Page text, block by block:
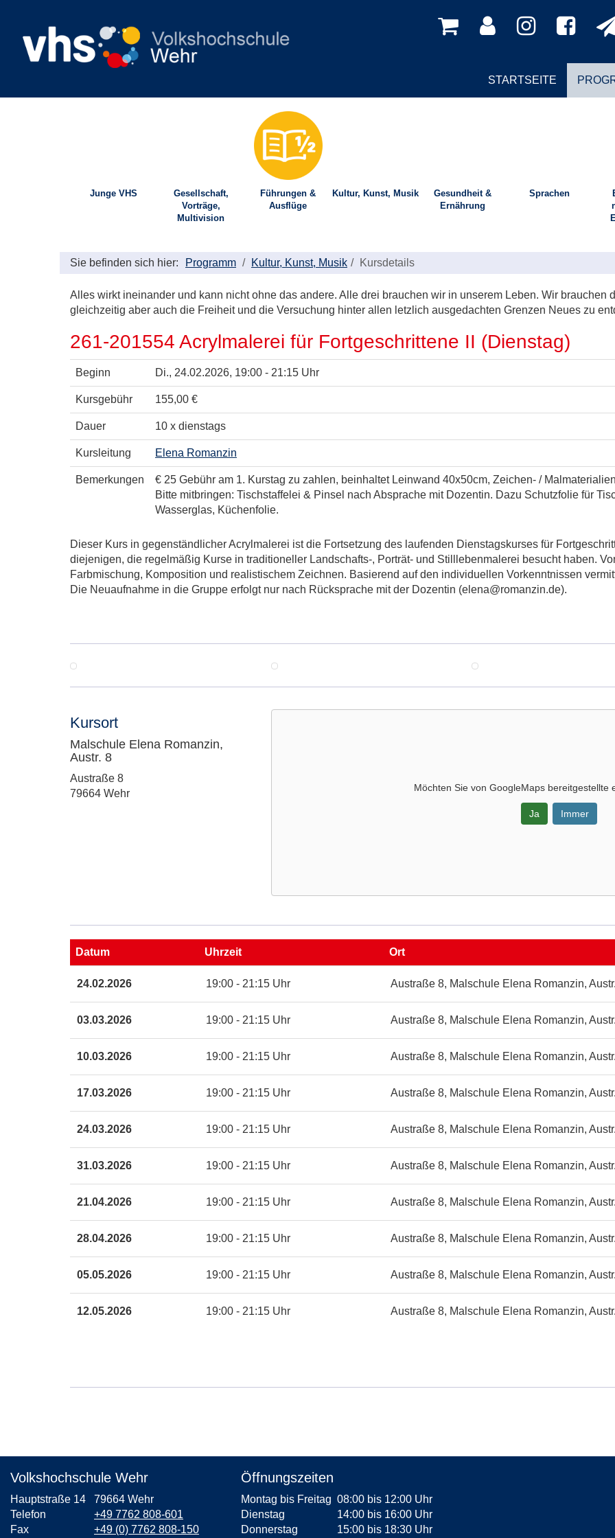
STARTSEITE
Junge VHS
Gesellschaft,
Vorträge,
Multivision
Führungen &
Ausflüge
Kultur, Kunst, Musik
Gesundheit &
Ernährung
Sprachen
Sie befinden sich hier: Programm Kultur, Kunst, Musik Kursdetails
Alles wirkt ineinander und kann nicht ohne das andere. Alle drei brauchen wir in unserem Leben. Wir brauchen
gleichzeitig aber auch die Freiheit und die Versuchung hinter allen letzlich ausgedachten Grenzen Neues zu
261-201554 Acrylmalerei für Fortgeschrittene II (Dienstag)
Beginn Di., 24.02.2026, 19:00 - 21:15 Uhr
Kursgebühr 155,00 €
Dauer 10 x dienstags
Kursleitung Elena Romanzin
Bemerkungen
€ 25 Gebühr am 1. Kurstag zu zahlen, beinhaltet Leinwand 40x50cm, Zeichen- /
Bitte mitbringen: Tischstaffelei & Pinsel nach Absprache mit Dozentin. Dazu Schutzfolie für
Wasserglas, Küchenfolie.
Dieser Kurs in gegenständlicher Acrylmalerei ist die Fortsetzung des laufenden Dienstagskurses für
diejenigen, die regelmäßig Kurse in traditioneller Landschafts-, Porträt- und Stilllebenmalerei besucht haben.
Farbmischung, Komposition und realistischem Zeichnen. Basierend auf den individuellen Vorkenntnissen
Die Neuaufnahme in die Gruppe erfolgt nur nach Rücksprache mit der Dozentin (elena@romanzin.de).
Kursort
Malschule Elena Romanzin,
Austr. 8
Adresse:
Austraße 8
79664 Wehr
Möchten Sie vonGoogleMaps bereitgestellte
Ja Immer
Maps
Karte
Elena
Romanzin,
Austr.
neuem
Fenster
öffnen
zum
diesen
Kurs
Datum Uhrzeit Ort
24.02.2026 19:00 - 21:15 Uhr Austraße 8, Malschule Elena Romanzin,
03.03.2026 19:00 - 21:15 Uhr Austraße 8, Malschule Elena Romanzin,
10.03.2026 19:00 - 21:15 Uhr Austraße 8, Malschule Elena Romanzin,
17.03.2026 19:00 - 21:15 Uhr Austraße 8, Malschule Elena Romanzin,
24.03.2026 19:00 - 21:15 Uhr Austraße 8, Malschule Elena Romanzin,
31.03.2026 19:00 - 21:15 Uhr Austraße 8, Malschule Elena Romanzin,
21.04.2026 19:00 - 21:15 Uhr Austraße 8, Malschule Elena Romanzin,
28.04.2026 19:00 - 21:15 Uhr Austraße 8, Malschule Elena Romanzin,
05.05.2026 19:00 - 21:15 Uhr Austraße 8, Malschule Elena Romanzin,
12.05.2026 19:00 - 21:15 Uhr Austraße 8, Malschule Elena Romanzin,
Volkshochschule Wehr
Hauptstraße 14 79664 Wehr
Telefon
+49 7762 808-601
Fax
+49 (0) 7762 808-150
Öffnungszeiten
Montag bis Freitag 08:00 bis 12:00 Uhr
Dienstag
14:00 bis 16:00 Uhr
Donnerstag
15:00 bis 18:30 Uhr